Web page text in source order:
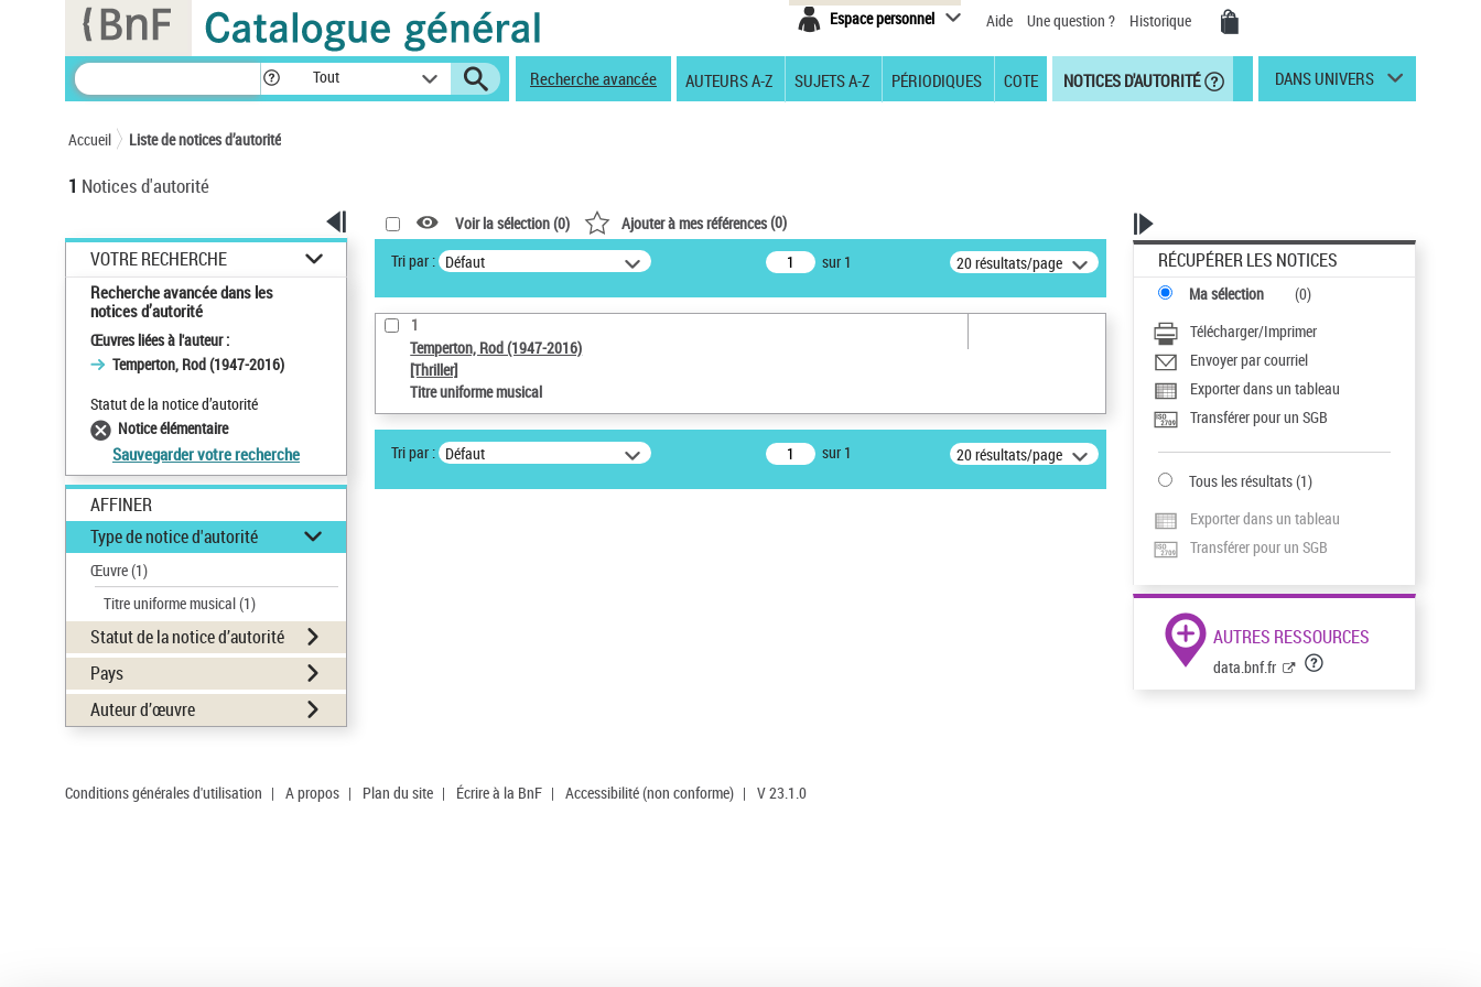
Espace personnel Aide Une question ? Historique
Tout Recherche avancée AUTEURS A-Z SUJETS A-Z PÉRIODIQUES COTE NOTICES D'AUTORITÉ DANS UNIVERS
Accueil Liste de notices d’autorité
1 Notices d'autorité
VOTRE RECHERCHE
Recherche avancée dans les
notices d’autorité
Œuvres liées à l'auteur :
Temperton, Rod (1947-2016)
Statut de la notice d’autorité
Notice élémentaire
Sauvegarder votre recherche
AFFINER
Type de notice d'autorité
Œuvre(1)
Titre uniforme musical(1)
Statut de la notice d’autorité
Pays
Auteur d’œuvre
Voir la sélection (0) Ajouter à mes références(0)
Tri par : Défaut sur 1 20 résultats/page
1
Temperton, Rod (1947-2016)
[Thriller]
Titre uniforme musical
Tri par : Défaut sur 1 20 résultats/page
RÉCUPÉRER LES NOTICES
Ma sélection (0)
Télécharger/Imprimer
Envoyer par courriel
Exporter dans un tableau
Transférer pour un SGB
Tous les résultats(1)
Exporter dans un tableau
Transférer pour un SGB
AUTRES RESSOURCES
data.bnf.fr
Conditions générales d'utilisation | A propos | Plan du site | Écrire à la BnF | Accessibilité (non conforme) | V 23.1.0
Panneau de gestion des cookies